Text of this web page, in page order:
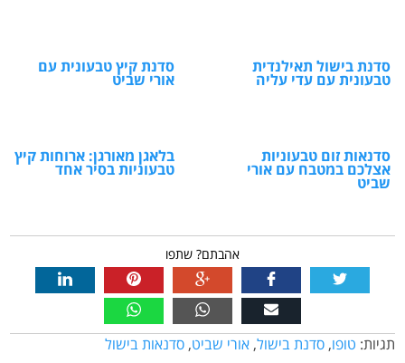
סדנת בישול תאילנדית
טבעונית עם עדי עליה
סדנת קיץ טבעונית עם
אורי שביט
סדנאות זום טבעוניות
אצלכם במטבח עם אורי
שביט
בלאגן מאורגן: ארוחות קיץ
טבעוניות בסיר אחד
אהבתם? שתפו
תגיות: טופו, סדנת בישול, אורי שביט, סדנאות בישול